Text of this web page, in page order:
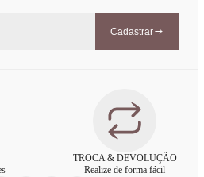
Cadastrar
TROCA & DEVOLUÇÃO
Realize de forma fácil